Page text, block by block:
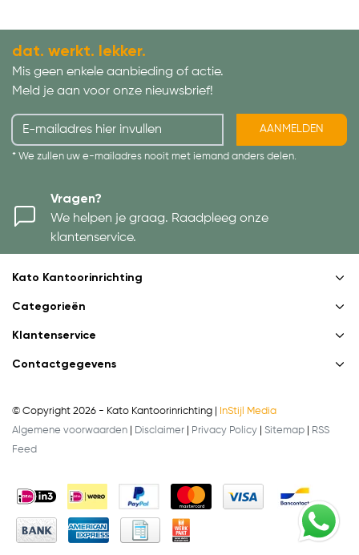
dat. werkt. lekker.
Mis geen enkele aanbieding of actie.
Meld je aan voor onze nieuwsbrief!
AANMELDEN
* We zullen uw e-mailadres nooit met iemand anders delen.
Vragen?
We helpen je graag. Raadpleeg onze
klantenservice.
Kato Kantoorinrichting
Categorieën
Klantenservice
Contactgegevens
© Copyright 2026 - Kato Kantoorinrichting |
InStijl Media
Algemene voorwaarden
Disclaimer Privacy Policy Sitemap
RSS
Feed